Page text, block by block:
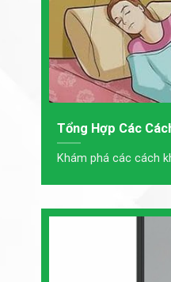
Tổng Hợp Các
Khám phá các cách